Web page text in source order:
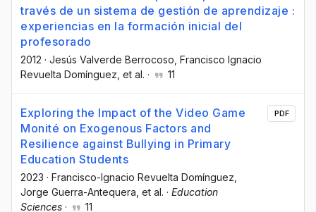
través de un sistema de gestión de aprendizaje :
experiencias en la formación inicial del
profesorado
2012 · Jesús Valverde Berrocoso , Francisco Ignacio
Revuelta Domínguez , et al. · 11
Exploring the Impact of the Video Game
Monité on Exogenous Factors and
Resilience against Bullying in Primary
Education Students
2023 · Francisco-Ignacio Revuelta Domínguez
Jorge Guerra-Antequera , et al. · Education
Sciences · 11
PDF